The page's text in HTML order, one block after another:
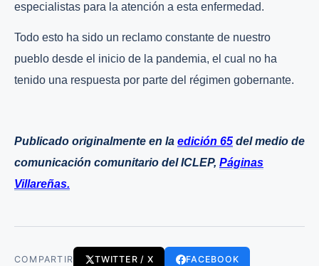
especialistas para la atención a esta enfermedad.
Todo esto ha sido un reclamo constante de nuestro
pueblo desde el inicio de la pandemia, el cual no ha
tenido una respuesta por parte del régimen gobernante.
Publicado originalmente en la edición 65 del medio de
comunicación comunitario del ICLEP, Páginas
Villareñas.
COMPARTIR TWITTER / X FACEBOOK